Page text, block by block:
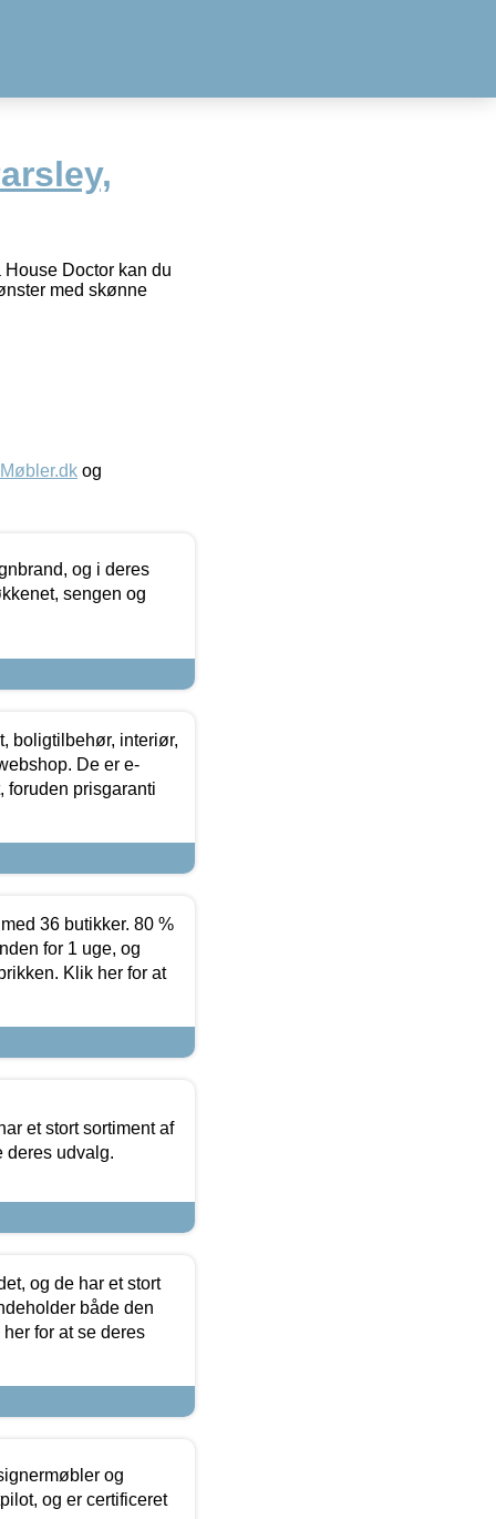
Doctor kan du
med skønne
og
og i deres
sengen og
boligtilbehør, interiør,
De er e-
foruden prisgaranti
36 butikker. 80 %
for 1 uge, og
Klik her for at
et stort sortiment af
deres udvalg.
og de har et stort
både den
for at se deres
og
og er certificeret